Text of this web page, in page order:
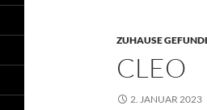
ZUHAUSE
CLEO
2. JANUAR 2023